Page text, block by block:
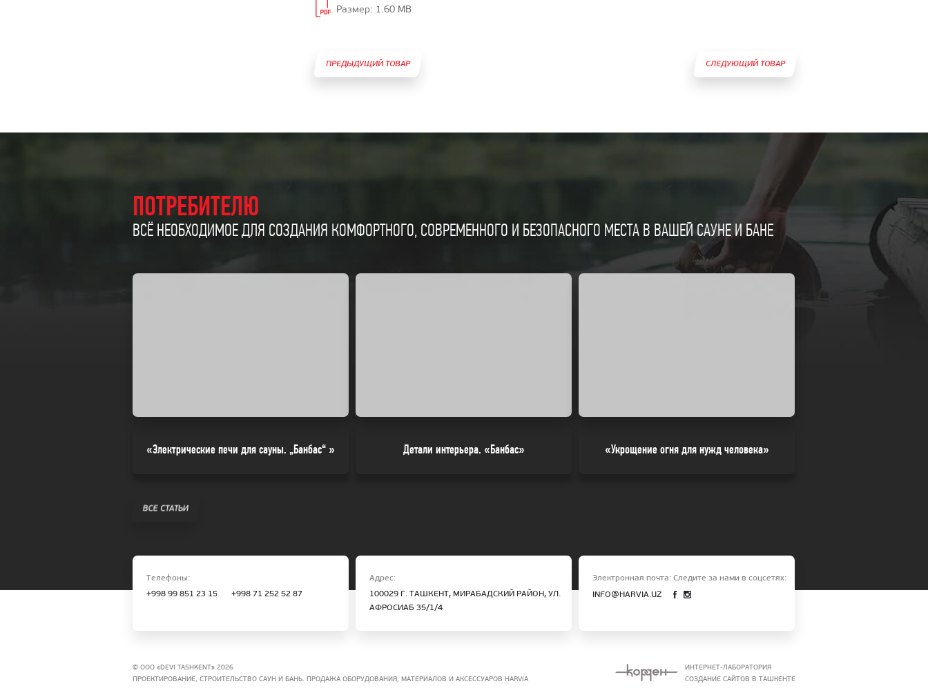
Размер: 1.60 MB
ПРЕДЫДУЩИЙ ТОВАР СЛЕДУЮЩИЙ ТОВАР
ПОТРЕБИТЕЛЮ
ВСЁ НЕОБХОДИМОЕ ДЛЯ СОЗДАНИЯ КОМФОРТНОГО, СОВРЕМЕННОГО И БЕЗОПАСНОГО МЕСТА В ВАШЕЙ САУНЕ И БАНЕ
«Электрические печи для сауны. „Банбас“ » Детали интерьера. «Банбас» «Укрощение огня для нужд человека»
ВСЕ СТАТЬИ
Телефоны:
+998 99 851 23 15
+998 71 252 52 87
Адрес:
100029 Г. ТАШКЕНТ, МИРАБАДСКИЙ РАЙОН, УЛ.
АФРОСИАБ 35/1/4
Электронная почта:
INFO@HARVIA.UZ
Следите за нами в соцсетях:
© ООО «DEVI TASHKENT» 2026
ПРОЕКТИРОВАНИЕ, СТРОИТЕЛЬСТВО САУН И БАНЬ. ПРОДАЖА ОБОРУДОВАНИЯ, МАТЕРИАЛОВ И АКСЕССУАРОВ HARVIA
ИНТЕРНЕТ-ЛАБОРАТОРИЯ
СОЗДАНИЕ САЙТОВ В ТАШКЕНТЕ